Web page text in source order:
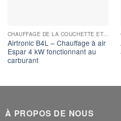
CHAUFFAGE DE LA COUCHETTE ET DU CHARGEMENT
Airtronic B4L – Chauffage à air
Espar 4 kW fonctionnant au
carburant
À PROPOS DE NOUS